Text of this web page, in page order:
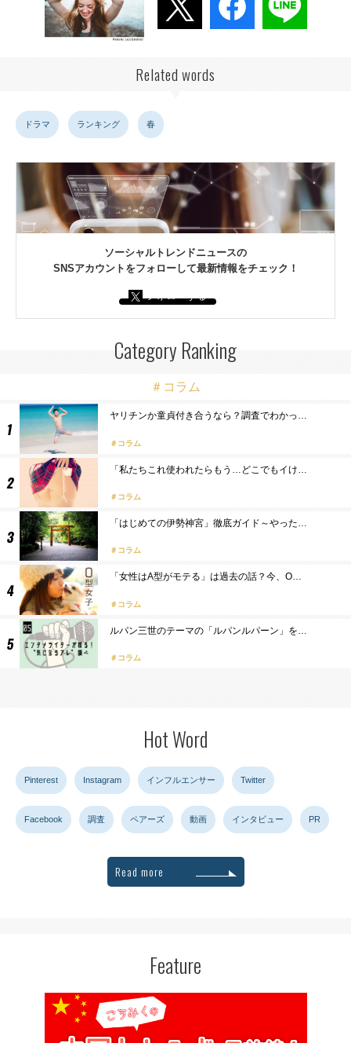
Related words
ドラマ ランキング 春
ソーシャルトレンドニュースの
SNSアカウントをフォローして最新情報をチェック！
フォローする
Category Ranking
＃コラム
ヤリチンか童貞付き合うなら？調査でわかっ…
コラム
「私たちこれ使われたらもう…どこでもイけ…
コラム
「はじめての伊勢神宮」徹底ガイド～やった…
コラム
「女性はA型がモテる」は過去の話？今、O…
コラム
ルパン三世のテーマの「ルパンルパーン」を…
コラム
Hot Word
Pinterest Instagram インフルエンサー Twitter
Facebook 調査 ペアーズ 動画 インタビュー PR
Read more
Feature